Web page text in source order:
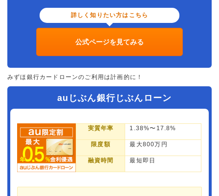
詳しく知りたい方はこちら
公式ページを見てみる
みずほ銀行カードローンのご利用は計画的に！
auじぶん銀行じぶんローン
実質年率 1.38%〜17.8%
限度額 最大800万円
融資時間 最短即日